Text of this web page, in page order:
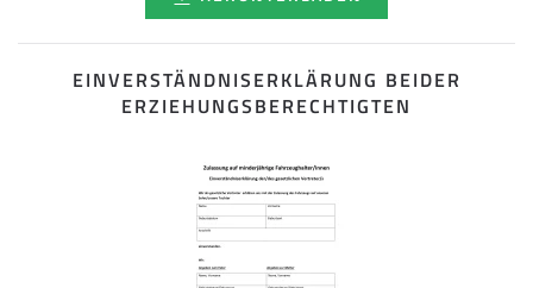
EINVERSTÄNDNISERKLÄRUNG BEIDER
ERZIEHUNGSBERECHTIGTEN